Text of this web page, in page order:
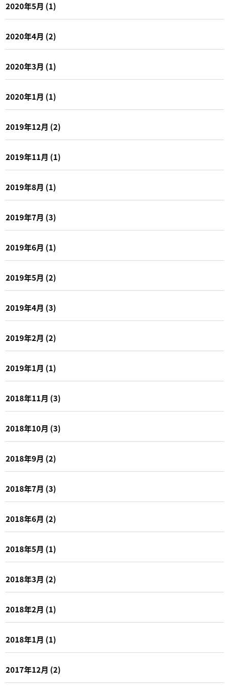
2020年5月 (1)
2020年4月 (2)
2020年3月 (1)
2020年1月 (1)
2019年12月 (2)
2019年11月 (1)
2019年8月 (1)
2019年7月 (3)
2019年6月 (1)
2019年5月 (2)
2019年4月 (3)
2019年2月 (2)
2019年1月 (1)
2018年11月 (3)
2018年10月 (3)
2018年9月 (2)
2018年7月 (3)
2018年6月 (2)
2018年5月 (1)
2018年3月 (2)
2018年2月 (1)
2018年1月 (1)
2017年12月 (2)